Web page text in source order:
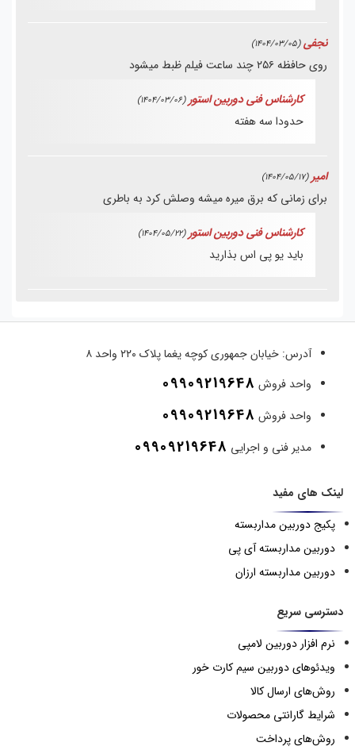
نجفی (1404/03/05)
روی حافظه ۲۵۶ چند ساعت فیلم ظبط میشود
کارشناس فنی دوربین استور (1404/03/06)
حدودا سه هفته
امیر (1404/05/17)
برای زمانی که برق میره میشه وصلش کرد به باطری
کارشناس فنی دوربین استور (1404/05/22)
باید یو پی اس بذارید
آدرس: خیابان جمهوری کوچه یغما پلاک ۲۲۰ واحد ۸
واحد فروش 09909219648
واحد فروش 09909219648
مدیر فنی و اجرایی 09909219648
لینک های مفید
پکیج دوربین مداربسته
دوربین مداربسته آی پی
دوربین مداربسته ارزان
دسترسی سریع
نرم افزار دوربین لامپی
ویدئوهای دوربین سیم کارت خور
روش‌های ارسال کالا
شرایط گارانتی محصولات
روش‌های پرداخت